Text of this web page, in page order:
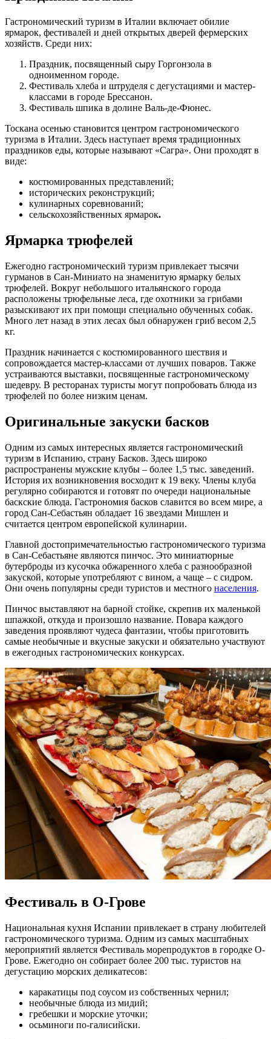
Гастрономический туризм в Италии включает обилие
ярмарок, фестивалей и дней открытых дверей фермерских
хозяйств. Среди них:
Праздник, посвященный сыру Горгонзола в
одноименном городе.
Фестиваль хлеба и штруделя с дегустациями и мастер-
классами в городе Брессанон.
Фестиваль шпика в долине Валь-де-Фюнес.
Тоскана осенью становится центром гастрономического
туризма в Италии. Здесь наступает время традиционных
праздников еды, которые называют «Сагра». Они проходят в
виде:
костюмированных представлений;
исторических реконструкций;
кулинарных соревнований;
сельскохозяйственных ярмарок.
Ярмарка трюфелей
Ежегодно гастрономический туризм привлекает тысячи
гурманов в Сан-Миниато на знаменитую ярмарку белых
трюфелей. Вокруг небольшого итальянского города
расположены трюфельные леса, где охотники за грибами
разыскивают их при помощи специально обученных собак.
Много лет назад в этих лесах был обнаружен гриб весом 2,5
кг.
Праздник начинается с костюмированного шествия и
сопровождается мастер-классами от лучших поваров. Также
устраиваются выставки, посвященные гастрономическому
шедевру. В ресторанах туристы могут попробовать блюда из
трюфелей по более низким ценам.
Оригинальные закуски басков
Одним из самых интересных является гастрономический
туризм в Испанию, страну Басков. Здесь широко
распространены мужские клубы – более 1,5 тыс. заведений.
История их возникновения восходит к 19 веку. Члены клуба
регулярно собираются и готовят по очереди национальные
баскские блюда. Гастрономия басков славится во всем мире, а
город Сан-Себастьян обладает 16 звездами Мишлен и
считается центром европейской кулинарии.
Главной достопримечательностью гастрономического туризма
в Сан-Себастьяне являются пинчос. Это миниатюрные
бутерброды из кусочка обжаренного хлеба с разнообразной
закуской, которые употребляют с вином, а чаще – с сидром.
Они очень популярны среди туристов и местного населения.
Пинчос выставляют на барной стойке, скрепив их маленькой
шпажкой, откуда и произошло название. Повара каждого
заведения проявляют чудеса фантазии, чтобы приготовить
самые необычные и вкусные закуски и обязательно участвуют
в ежегодных гастрономических конкурсах.
Фестиваль в О-Грове
Национальная кухня Испании привлекает в страну любителей
гастрономического туризма. Одним из самых масштабных
мероприятий является Фестиваль морепродуктов в городке О-
Грове. Ежегодно он собирает более 200 тыс. туристов на
дегустацию морских деликатесов:
каракатицы под соусом из собственных чернил;
необычные блюда из мидий;
гребешки и морские уточки;
осьминоги по-галисийски.